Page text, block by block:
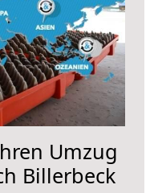
Umzug
Billerbeck